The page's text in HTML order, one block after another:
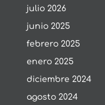
julio 2026
junio 2025
febrero 2025
enero 2025
diciembre 2024
agosto 2024